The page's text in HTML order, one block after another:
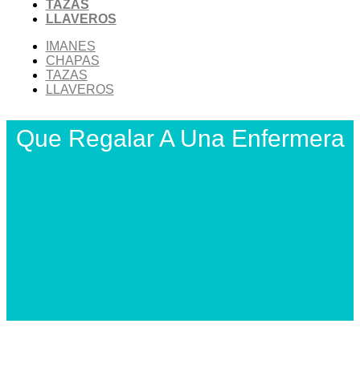
TAZAS
LLAVEROS
IMANES
CHAPAS
TAZAS
LLAVEROS
Que Regalar A Una Enfermera